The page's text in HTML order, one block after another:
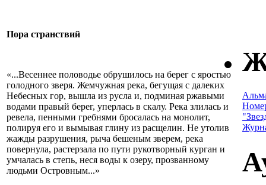
Пора странствий
«...Весеннее половодье обрушилось на берег с яростью
голодного зверя. Жемчужная река, бегущая с далеких
Небесных гор, вышла из русла и, подминая ржавыми
водами правый берег, уперлась в скалу. Река злилась и
ревела, пенными гребнями бросалась на монолит,
полируя его и вымывая глину из расщелин. Не утолив
жажды разрушения, рыча бешеным зверем, река
повернула, растерзала по пути рукотворный курган и
умчалась в степь, неся воды к озеру, прозванному
людьми Островным...»